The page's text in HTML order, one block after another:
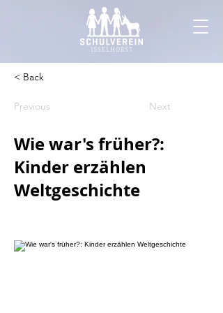
< Back
Previous Next
Wie war's früher?:
Kinder erzählen
Weltgeschichte